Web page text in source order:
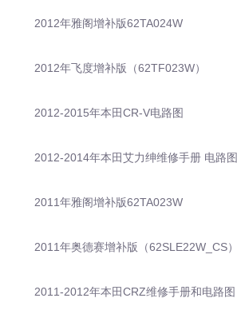
2012年雅阁增补版62TA024W
2012年飞度增补版（62TF023W）
2012-2015年本田CR-V电路图
2012-2014年本田艾力绅维修手册 电路图
2011年雅阁增补版62TA023W
2011年奥德赛增补版（62SLE22W_CS）
2011-2012年本田CRZ维修手册和电路图